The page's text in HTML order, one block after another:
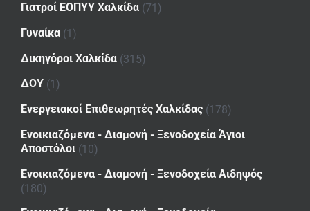
Γιατροί ΕΟΠΥΥ Χαλκίδα (71)
Γυναίκα (1)
Δικηγόροι Χαλκίδα (315)
ΔΟΥ (1)
Ενεργειακοί Επιθεωρητές Χαλκίδας (178)
Ενοικιαζόμενα - Διαμονή - Ξενοδοχεία Άγιοι
Αποστόλοι (10)
Ενοικιαζόμενα - Διαμονή - Ξενοδοχεία Αιδηψός
(180)